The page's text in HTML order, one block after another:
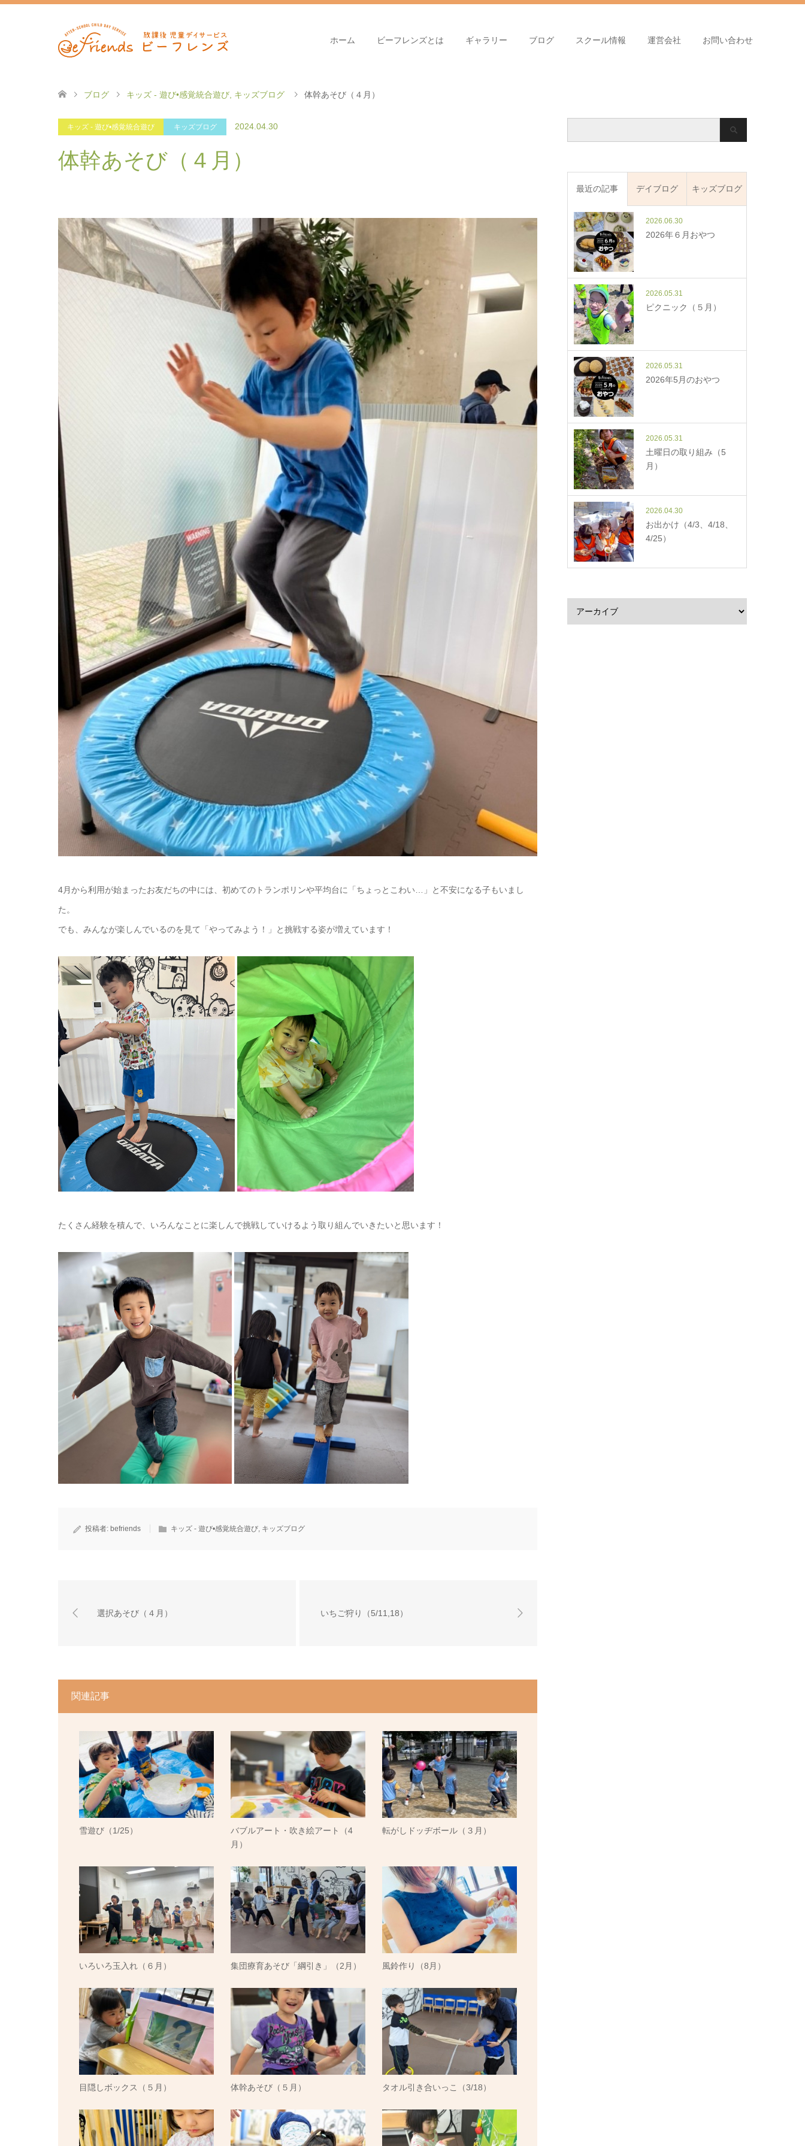
ホーム ビーフレンズとは ギャラリー ブログ スクール情報 運営会社 お問い合わせ
ブログ キッズ - 遊び•感覚統合遊び キッズブログ 体幹あそび（４月）
キッズ - 遊び•感覚統合遊び キッズブログ 2024.04.30
体幹あそび（４月）
4月から利用が始まったお友だちの中には、初めてのトランポリンや平均台に「ちょっとこわい…」と不安になる子もいまし
た。
でも、みんなが楽しんでいるのを見て「やってみよう！」と挑戦する姿が増えています！
たくさん経験を積んで、いろんなことに楽しんで挑戦していけるよう取り組んでいきたいと思います！
投稿者: befriends キッズ - 遊び•感覚統合遊び, キッズブログ
選択あそび（４月） いちご狩り（5/11,18）
関連記事
雪遊び（1/25）
バブルアート・吹き絵アート（4
月）
転がしドッヂボール（３月）
いろいろ玉入れ（６月） 集団療育あそび「綱引き」（2月） 風鈴作り（8月）
目隠しボックス（５月） 体幹あそび（５月） タオル引き合いっこ（3/18）
最近の記事 デイブログ キッズブログ
2026.06.30
2026年６月おやつ
2026.05.31
ピクニック（５月）
2026.05.31
2026年5月のおやつ
2026.05.31
土曜日の取り組み（5
月）
2026.04.30
お出かけ（4/3、4/18、
4/25）